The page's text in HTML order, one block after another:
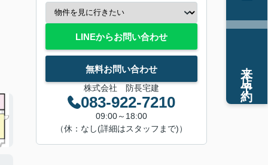
LINEからお問い合わせ
無料お問い合わせ
株式会社 防長宅建
083-922-7210
09:00～18:00
（休：なし(詳細はスタッフまで)）
来店予約